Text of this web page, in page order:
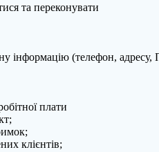
та переконувати
інформацію (телефон, адресу,
плати
клієнтів;